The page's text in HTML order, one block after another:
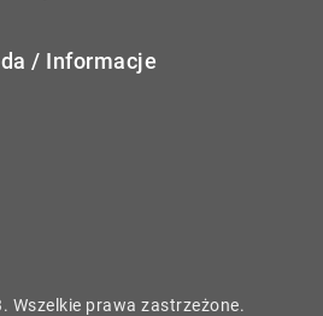
/ Informacje
prawa zastrzeżone.